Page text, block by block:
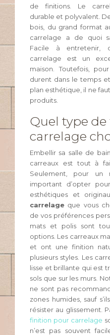
de finitions. Le
durable et polyvalent.
bois, du grand format
carrelage a de quoi
Facile à entretenir,
carrelage est un
maison. Toutefois,
durent dans le temps
plan esthétique, il ne
produits.
Quel type
carrelage
Embellir sa salle de
carreaux est tout à
Seulement, pour un
important d’opter
esthétiques et
carrelage que vous
de vos préférences
mats et polis sont
options. Les carreaux
et ont une finition
plusieurs styles. Les
lisse et brillante qui est
sols que sur les murs.
ne sont pas
zones humides, sauf
résister au glissement.
finition pour carrelage
n’est pas souvent